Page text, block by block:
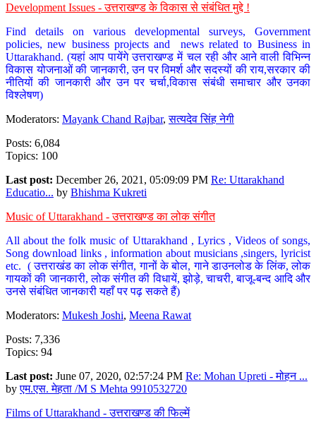
Development Issues - उत्तराखण्ड के विकास से संबंधित मुद्दे !
Find details on various developmental surveys, Government
policies, new business projects and news related to Business in
Uttarakhand. (यहां आप पायेंगे उत्तराखण्ड में चल रही और आने वाली विभिन्न
विकास योजनाओं की जानकारी, उन पर विमर्श और सदस्यों की राय,सरकार की
नीतियों की जानकारी और उन पर चर्चा,विकास संबंधी समाचार और उनका
विश्लेषण)
Moderators: Mayank Chand Rajbar,सत्यदेव सिंह नेगी
Posts: 6,084
Topics: 100
Last post: December 26, 2021, 05:09:09 PM Re: Uttarakhand
Educatio... by Bhishma Kukreti
Music of Uttarakhand - उत्तराखण्ड का लोक संगीत
All about the folk music of Uttarakhand , Lyrics , Videos of songs,
Song download links , information about musicians ,singers, lyricist
etc. ( उत्तराखंड का लोक संगीत, गानों के बोल, गाने डाउनलोड के लिंक, लोक
गायकों की जानकारी, लोक संगीत की विधायें, झोड़े, चाचरी, बाजू-बन्द आदि और
उनसे संबंधित जानकारी यहाँ पर पढ़ सकते हैं)
Moderators: Mukesh Joshi, Meena Rawat
Posts: 7,336
Topics: 94
Last post: June 07, 2020, 02:57:24 PM Re: Mohan Upreti - मोहन ...
byएम.एस. मेहता /M S Mehta 9910532720
Films of Uttarakhand - उत्तराखण्ड की फिल्में